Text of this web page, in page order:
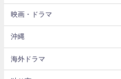
映画・ドラマ
沖縄
海外ドラマ